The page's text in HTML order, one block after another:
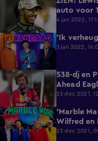
auto voor
4 jan 2022,
0:58 'Ik
3 jan 2022,
5:19
538-dj en
Ahead
goede doel
23 dec 2021,
1:18
'Marble
Wilfred en
23 dec 2021,